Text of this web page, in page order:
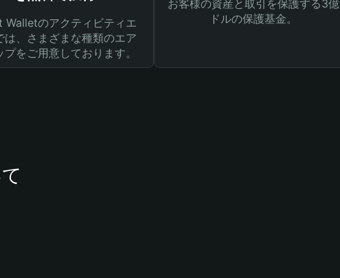
Walletのアクティビティエ
は、さまざまな種類のエア
プをご用意しております。
お客様の資産と取引を保護する3億
ドルの保護基金。